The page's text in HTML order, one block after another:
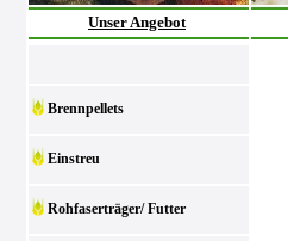
Unser Angebot
Brennpellets
Einstreu
Rohfaserträger/ Futter